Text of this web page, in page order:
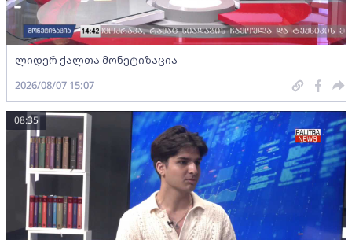
ლიდერ ქალთა მონეტიზაცია
2026/08/07 15:07
08:35